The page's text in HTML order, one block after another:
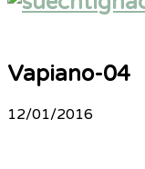
Vapiano-04
12/01/2016